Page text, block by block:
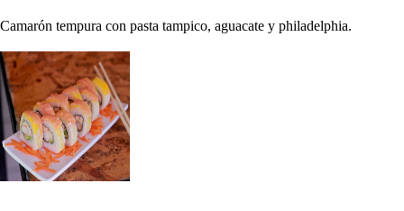
Camarón tempura con pasta tampico, aguacate y philadelphia.